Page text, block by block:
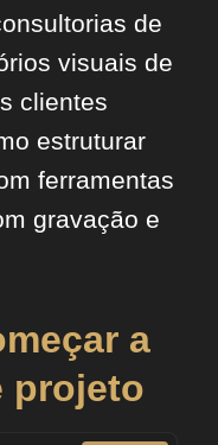
de
visuais de
clientes
estruturar
ferramentas
gravação e
a
projeto